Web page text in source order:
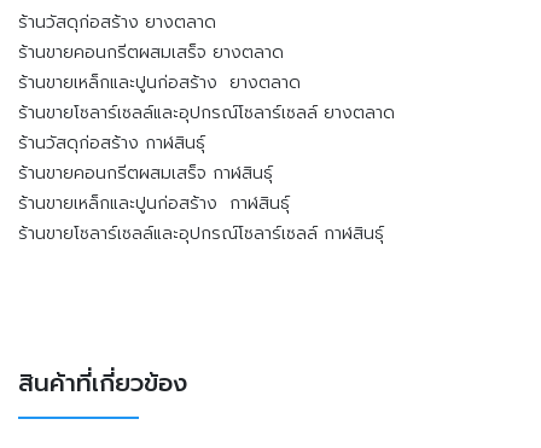
ร้านวัสดุก่อสร้าง ยางตลาด
ร้านขายคอนกรีตผสมเสร็จ ยางตลาด
ร้านขายเหล็กและปูนก่อสร้าง ยางตลาด
ร้านขายโซลาร์เซลล์และอุปกรณ์โซลาร์เซลล์ ยางตลาด
ร้านวัสดุก่อสร้าง กาฬสินธุ์
ร้านขายคอนกรีตผสมเสร็จ กาฬสินธุ์
ร้านขายเหล็กและปูนก่อสร้าง กาฬสินธุ์
ร้านขายโซลาร์เซลล์และอุปกรณ์โซลาร์เซลล์ กาฬสินธุ์
สินค้าที่เกี่ยวข้อง